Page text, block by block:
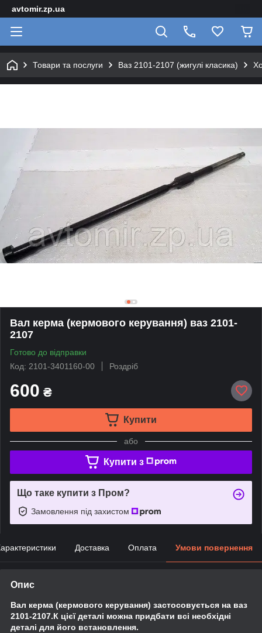
avtomir.zp.ua
Товари та послуги Ваз 2101-2107 (жигулі класика)
Вал керма (кермового керування) ваз 2101-
2107
Готово до відправки
Код: 2101-3401160-00
Роздріб
600 ₴
Купити
або
Купити з
Що таке купити з Пром?
Замовлення під захистом
Доставка Оплата Умови повернення
Опис
Вал керма (кермового керування) застосовується на ваз
2101-2107.К цієї деталі можна придбати всі необхідні
деталі для його встановлення.